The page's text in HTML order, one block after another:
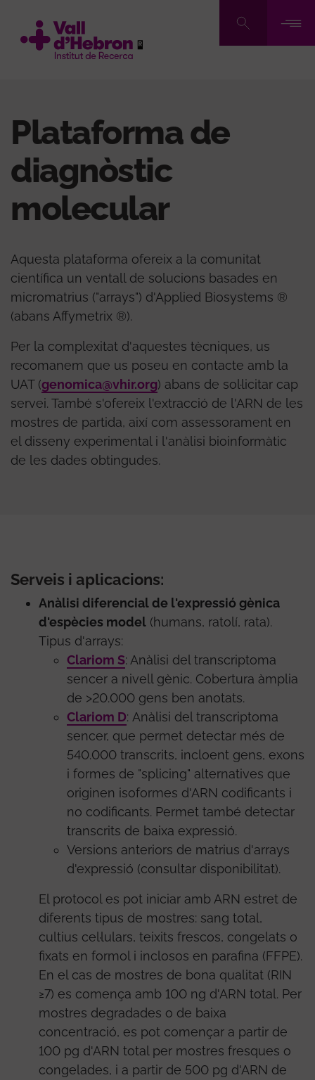
contingut
Plataforma de
diagnòstic
molecular
Aquesta plataforma ofereix a la comunitat
científica un ventall de solucions basades en
micromatrius ("arrays") d'Applied Biosystems ®
(abans Affymetrix ®).
Per la complexitat d'aquestes tècniques, us
recomanem que us poseu en contacte amb la
UAT (genomica@vhir.org) abans de sol·licitar cap
servei. També s'ofereix l'extracció de l'ARN de les
mostres de partida, així com assessorament en
el disseny experimental i l'anàlisi bioinformàtic
de les dades obtingudes.
Serveis i aplicacions:
Anàlisi diferencial de l'expressió gènica
d'espècies model (humans, ratolí, rata).
Tipus d'arrays:
Clariom S: Anàlisi del transcriptoma
sencer a nivell gènic. Cobertura àmplia
de >20.000 gens ben anotats.
Clariom D: Anàlisi del transcriptoma
sencer, que permet detectar més de
540.000 transcrits, incloent gens, exons
i formes de "splicing" alternatives que
originen isoformes d'ARN codificants i
no codificants. Permet també detectar
transcrits de baixa expressió.
Versions anteriors de matrius d'arrays
d'expressió (consultar disponibilitat).
El protocol es pot iniciar amb ARN estret de
diferents tipus de mostres: sang total,
cultius cel·lulars, teixits frescos, congelats o
fixats en formol i inclosos en parafina (FFPE).
En el cas de mostres de bona qualitat (RIN
≥7) es comença amb 100 ng d'ARN total. Per
mostres degradades o de baixa
concentració, es pot començar a partir de
100 pg d'ARN total per mostres fresques o
congelades, i a partir de 500 pg d'ARN de